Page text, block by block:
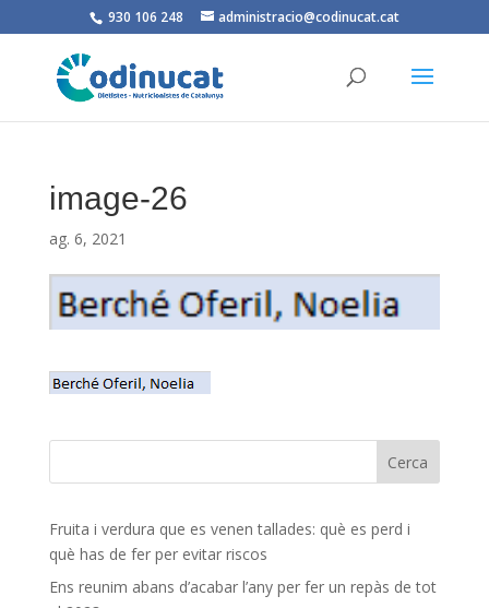
930 106 248 administracio@codinucat.cat
image-26
ag. 6, 2021
Fruita i verdura que es venen tallades: què es perd i
què has de fer per evitar riscos
Ens reunim abans d’acabar l’any per fer un repàs de tot